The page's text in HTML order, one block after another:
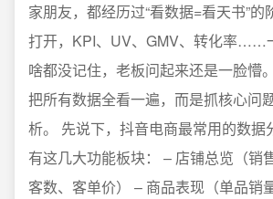
家朋友，都经历过“看数据=看天书”的
打开，KPI、UV、GMV、转化率……
啥都没记住，老板问起来还是一脸懵
把所有数据全看一遍，而是抓核心问
析。 先说下，抖音电商最常用的数据
有这几大功能板块： – 店铺总览（销
客数、客单价） – 商品表现（单品销